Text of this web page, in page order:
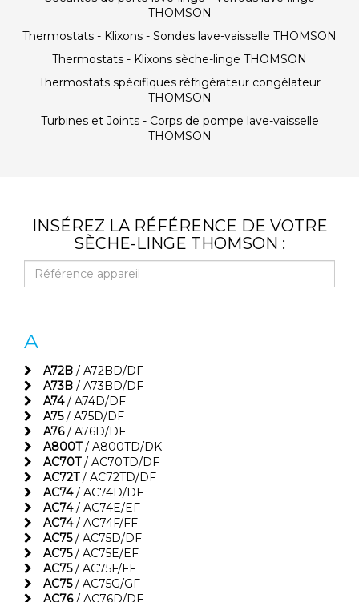
THOMSON
Thermostats - Klixons - Sondes lave-vaisselle THOMSON
Thermostats - Klixons sèche-linge THOMSON
Thermostats spécifiques réfrigérateur congélateur
THOMSON
Turbines et Joints - Corps de pompe lave-vaisselle
THOMSON
INSÉREZ LA RÉFÉRENCE DE VOTRE
SÈCHE-LINGE THOMSON :
A
A72B / A72BD/DF
A73B / A73BD/DF
A74/ A74D/DF
A75/ A75D/DF
A76/ A76D/DF
A800T/ A800TD/DK
AC70T/ AC70TD/DF
AC72T/ AC72TD/DF
AC74/ AC74D/DF
AC74/ AC74E/EF
AC74/ AC74F/FF
AC75/ AC75D/DF
AC75/ AC75E/EF
AC75/ AC75F/FF
AC75/ AC75G/GF
AC76/ AC76D/DF